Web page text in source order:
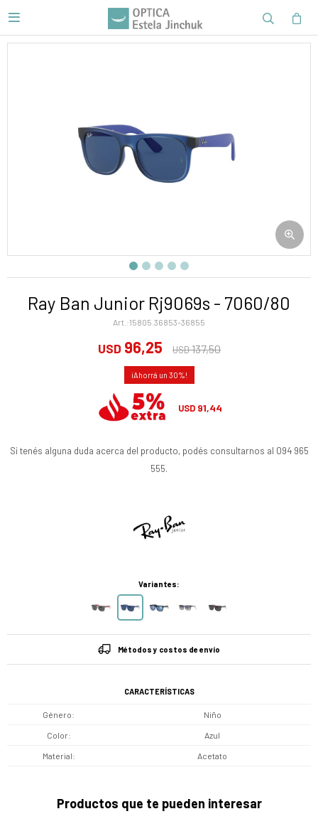

Ray Ban Junior Rj9069s - 7060/80
15805.36853-36855
USD 96,25 USD137,50
30
USD 91,44
Si tenés alguna duda acerca del producto, podés consultarnos al 094 965
555.
Variantes:
Métodos y costos de envío
CARACTERÍSTICAS
Género Niño
Color Azul
Material Acetato
Productos que te pueden interesar